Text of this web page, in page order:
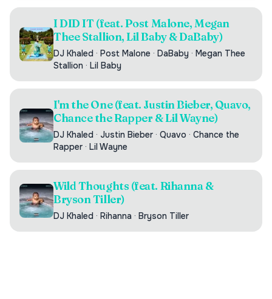
I DID IT (feat. Post Malone, Megan
Thee Stallion, Lil Baby & DaBaby)
DJ Khaled · Post Malone · DaBaby · Megan Thee
Stallion · Lil Baby
I'm the One (feat. Justin Bieber, Quavo,
Chance the Rapper & Lil Wayne)
DJ Khaled · Justin Bieber · Quavo · Chance the
Rapper · Lil Wayne
Wild Thoughts (feat. Rihanna &
Bryson Tiller)
DJ Khaled · Rihanna · Bryson Tiller